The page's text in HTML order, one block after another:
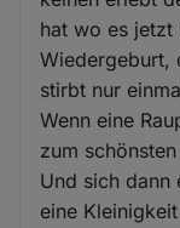
hat wo es jetzt
Wiedergeburt,
stirbt nur
Wenn eine
zum
Und sich dann
eine